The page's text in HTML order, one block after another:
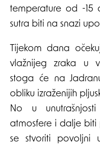
temperature od -15
sutra biti na snazi
Tijekom dana
vlažnijeg zraka u
stoga će na
obliku izraženijih
No u
atmosfere i dalje biti
se stvoriti povoljni